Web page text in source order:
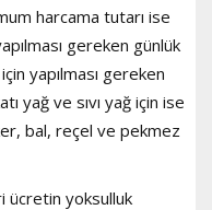
harcama tutarı ise
gereken günlük
yapılması gereken
yağ ve sıvı yağ için ise
bal, reçel ve pekmez
ücretin yoksulluk